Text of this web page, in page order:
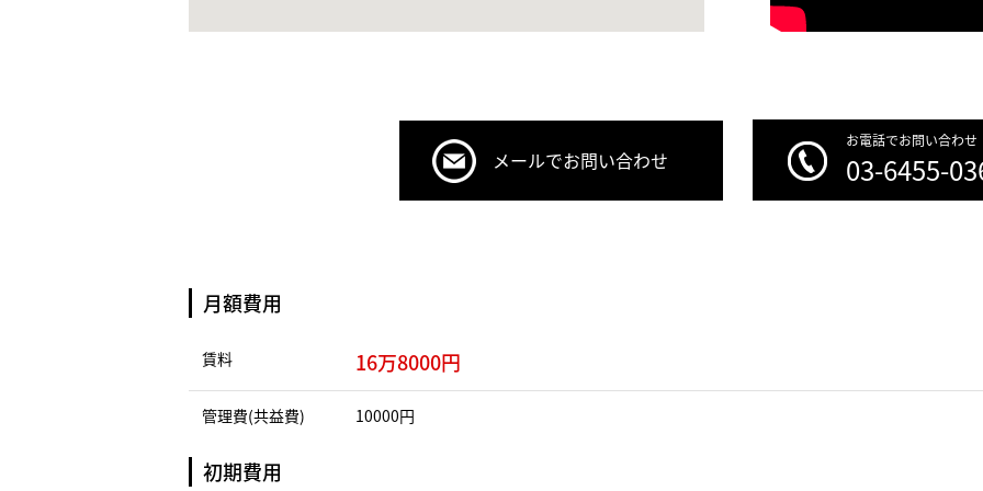
メールでお問い合わせ
お電話でお問い合わせ
03-6455-
月額費用
賃料 16万8000円
管理費(共益費) 10000円
初期費用